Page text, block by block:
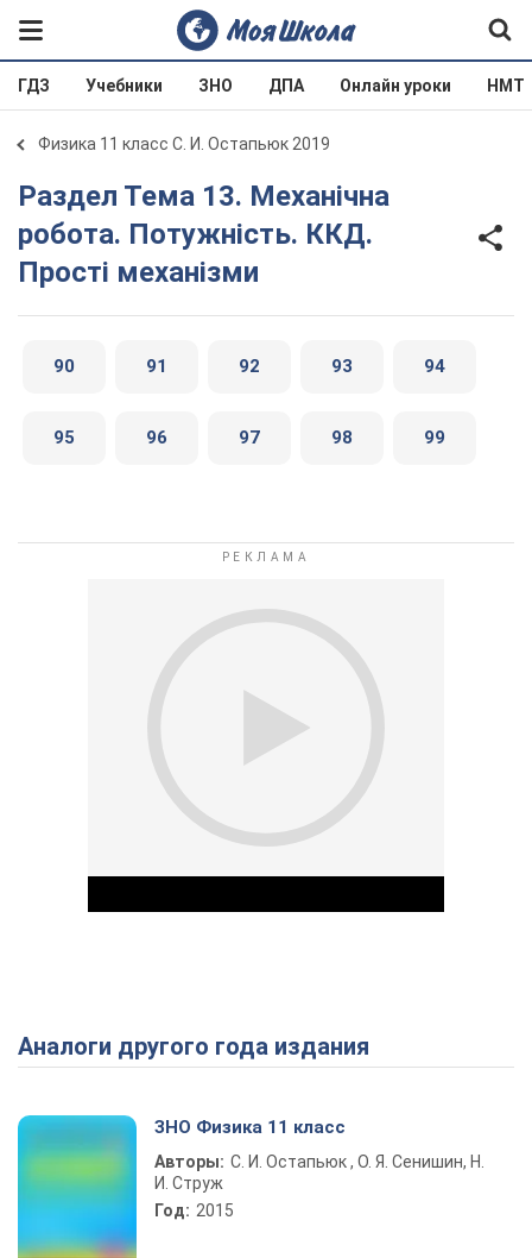
ГДЗ Учебники ЗНО ДПА Онлайн уроки НМТ
Физика 11 класс С. И. Остапьюк 2019
Раздел Тема 13. Механічна
робота. Потужність. ККД.
Прості механізми
90 91 92 93 94
95 96 97 98 99
Play Video
Аналоги другого года издания
ЗНО Физика 11 класс
Авторы: С. И. Остапьюк , О. Я. Сенишин, Н.
И. Струж
Год: 2015